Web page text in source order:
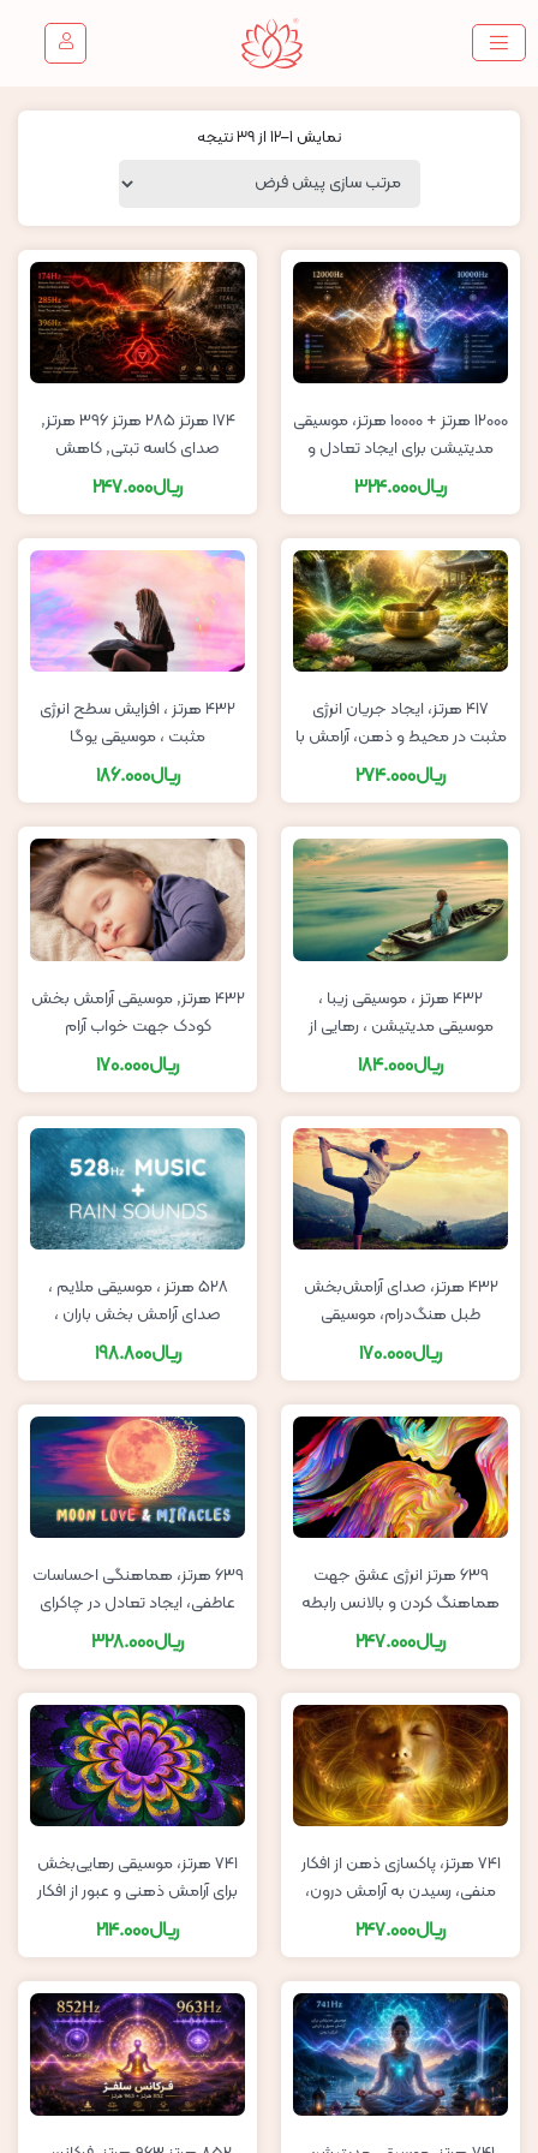
نمایش 1–12 از 39 نتیجه
12000 هرتز + 10000 هرتز، موسیقی
مدیتیشن برای ایجاد تعادل و
هماهنگی در 7 چاکرا
ریال324.000
174 هرتز 285 هرتز 396 هرتز,
صدای کاسه تبتی, کاهش
استرس, بازکردن چاکرا ریشه
ریال247.000
417 هرتز، ایجاد جریان انرژی
مثبت در محیط و ذهن، آرامش با
صدای کاسه تبتی
ریال274.000
432 هرتز ، افزایش سطح انرژی
مثبت ، موسیقی یوگا
ریال186.000
432 هرتز ، موسیقی زیبا ،
موسیقی مدیتیشن ، رهایی از
استرسریال184.000
432 هرتز, موسیقی آرامش بخش
کودک جهت خواب آرام
ریال170.000
432 هرتز، صدای آرامش‌بخش
طبل هنگ‌درام، موسیقی
پس‌زمینه برای یوگا
ریال170.000
528 هرتز ، موسیقی ملایم ،
صدای آرامش بخش باران ،
موسیقی معنوی
ریال198.800
639 هرتز انرژی عشق جهت
هماهنگ کردن و بالانس رابطه
عاطفی بین مرد و زن
ریال247.000
639 هرتز، هماهنگی احساسات
عاطفی، ایجاد تعادل در چاکرای
ریال328.000
741 هرتز، پاکسازی ذهن از افکار
منفی، رسیدن به آرامش درون،
موسیقی مدیتیشن
ریال247.000
741 هرتز، موسیقی رهایی‌بخش
برای آرامش ذهنی و عبور از افکار
ریال214.000